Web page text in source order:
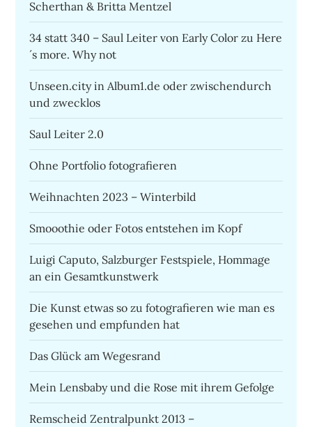
Scherthan & Britta Mentzel
34 statt 340 – Saul Leiter von Early Color zu Here
´s more. Why not
Unseen.city in Album1.de oder zwischendurch
und zwecklos
Saul Leiter 2.0
Ohne Portfolio fotografieren
Weihnachten 2023 – Winterbild
Smooothie oder Fotos entstehen im Kopf
Luigi Caputo, Salzburger Festspiele, Hommage
an ein Gesamtkunstwerk
Die Kunst etwas so zu fotografieren wie man es
gesehen und empfunden hat
Das Glück am Wegesrand
Mein Lensbaby und die Rose mit ihrem Gefolge
Remscheid Zentralpunkt 2013 –